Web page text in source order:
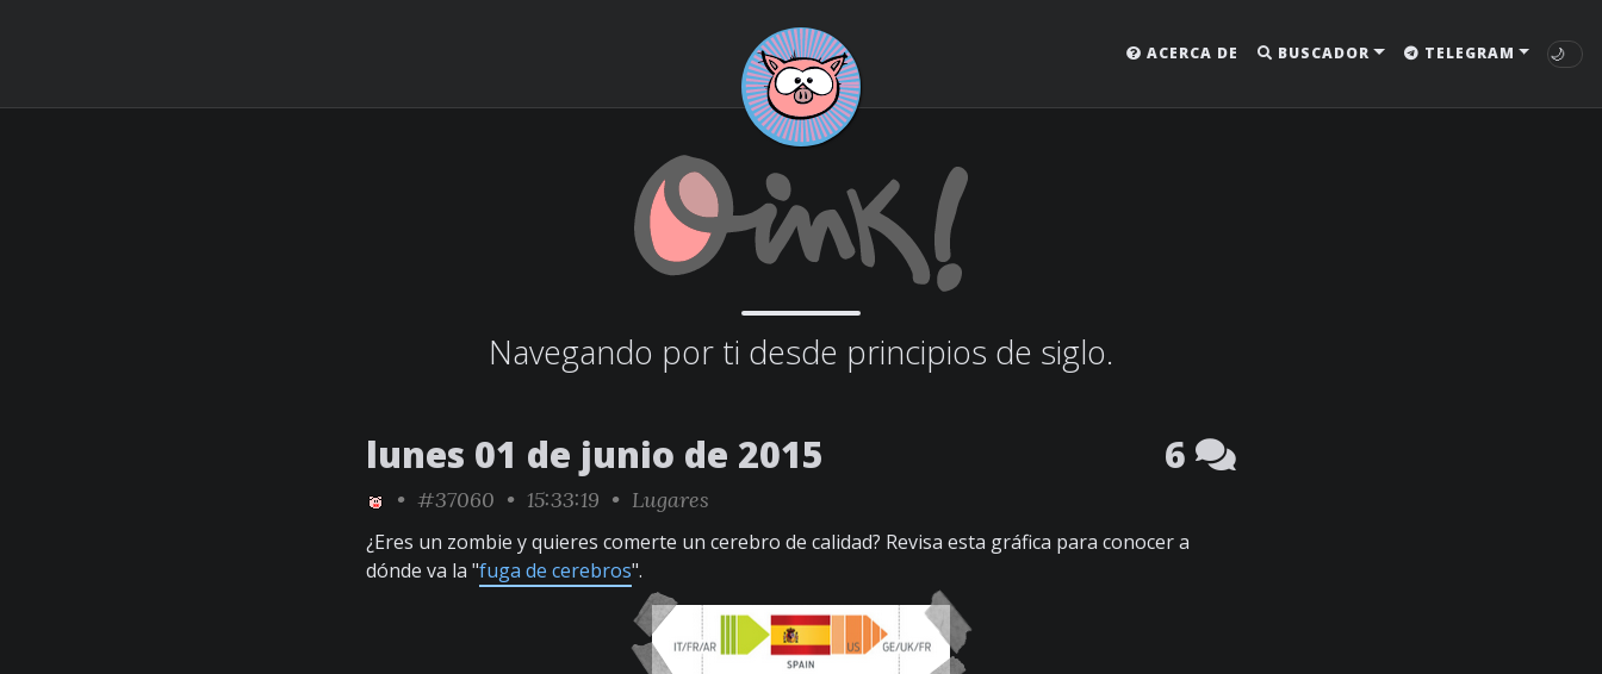
ACERCA DE BUSCADOR TELEGRAM 🌙
Navegando por ti desde principios de siglo.
lunes 01 de junio de 2015 6
• #37060 • 15:33:19 • Lugares
¿Eres un zombie y quieres comerte un cerebro de calidad? Revisa esta gráfica para conocer a
dónde va la "fuga de cerebros".